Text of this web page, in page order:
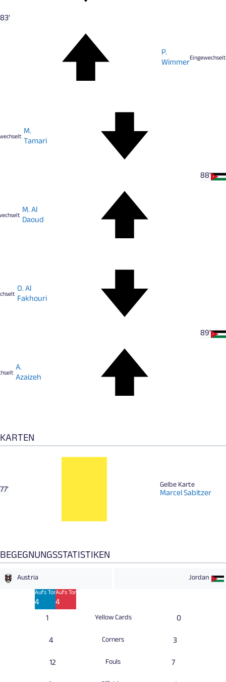
Eingewechselt
P.
Wimmer
83'
88'
M.
Tamari
M. Al
Daoud
89'
O. Al
Fakhouri
A.
Azaizeh
KARTEN
Gelbe Karte
Marcel Sabitzer
77'
BEGEGNUNGSSTATISTIKEN
Austria Jordan
Aufs Tor
4
Aufs Tor
4
1
Yellow Cards
0
4
Corners
3
12
Fouls
7